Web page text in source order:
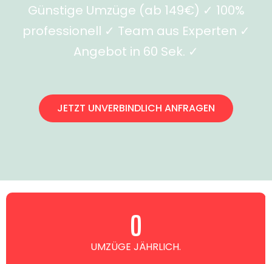
Günstige Umzüge (ab 149€) ✓ 100%
professionell ✓ Team aus Experten ✓
Angebot in 60 Sek. ✓
JETZT UNVERBINDLICH ANFRAGEN
UMZÜGE JÄHRLICH.
0